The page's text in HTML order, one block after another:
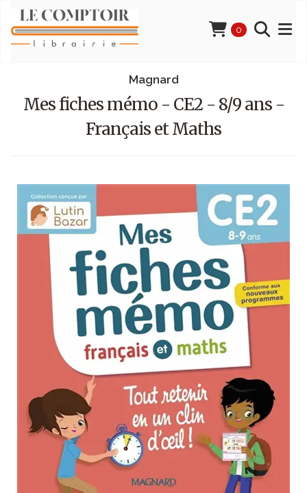
0
Magnard
Mes fiches mémo - CE2 - 8/9 ans -
Français et Maths